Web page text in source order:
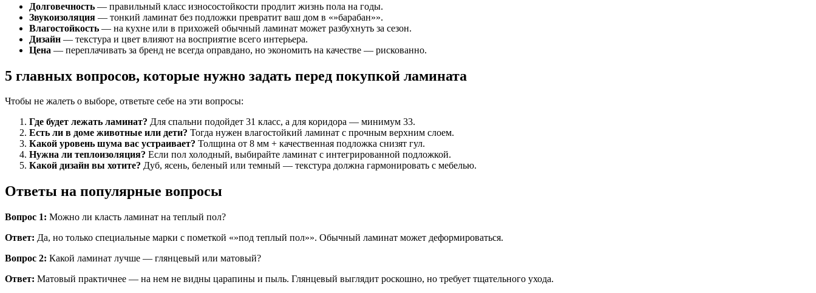
Долговечность — правильный класс износостойкости продлит жизнь пола на годы.
Звукоизоляция — тонкий ламинат без подложки превратит ваш дом в «»барабан»».
Влагостойкость — на кухне или в прихожей обычный ламинат может разбухнуть за сезон.
Дизайн — текстура и цвет влияют на восприятие всего интерьера.
Цена — переплачивать за бренд не всегда оправдано, но экономить на качестве — рискованно.
5 главных вопросов, которые нужно задать перед покупкой ламината
Чтобы не жалеть о выборе, ответьте себе на эти вопросы:
Где будет лежать ламинат? Для спальни подойдет 31 класс, а для коридора — минимум 33.
Есть ли в доме животные или дети? Тогда нужен влагостойкий ламинат с прочным верхним слоем.
Какой уровень шума вас устраивает? Толщина от 8 мм + качественная подложка снизят гул.
Нужна ли теплоизоляция? Если пол холодный, выбирайте ламинат с интегрированной подложкой.
Какой дизайн вы хотите? Дуб, ясень, беленый или темный — текстура должна гармонировать с мебелью.
Ответы на популярные вопросы
Вопрос 1: Можно ли класть ламинат на теплый пол?
Ответ: Да, но только специальные марки с пометкой «»под теплый пол»». Обычный ламинат может деформироваться.
Вопрос 2: Какой ламинат лучше — глянцевый или матовый?
Ответ: Матовый практичнее — на нем не видны царапины и пыль. Глянцевый выглядит роскошно, но требует тщательного ухода.